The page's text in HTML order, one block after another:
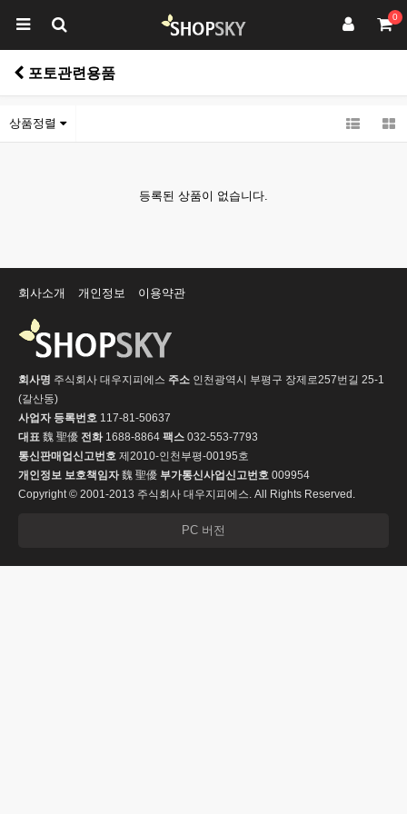
0
포토관련용품
상품정렬
등록된 상품이 없습니다.
회사소개 개인정보 이용약관
회사명 주식회사 대우지피에스 주소 인천광역시 부평구 장제로257번길 25-1
(갈산동)
사업자 등록번호 117-81-50637
대표 魏 聖優 전화1688-8864 팩스 032-553-7793
통신판매업신고번호 제2010-인천부평-00195호
개인정보 보호책임자魏 聖優 부가통신사업신고번호 009954
Copyright © 2001-2013 주식회사 대우지피에스. All Rights Reserved.
PC 버전